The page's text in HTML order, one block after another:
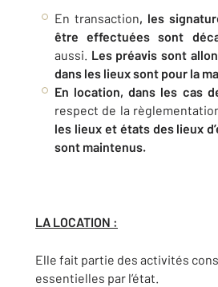
En transaction, les
être effectuées sont
aussi. Les préavis sont
dans les lieux sont pour la
En location, dans les cas
respect de la
les lieux et états des lieux
sont maintenus.
LA LOCATION :
Elle fait partie des activités
essentielles par l’état.